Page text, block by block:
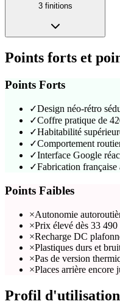
3finitions
Points forts et
Points Forts
✓Design néo-rétro
✓Coffre pratique de
✓Habitabilité
✓Comportement
✓Interface Google
✓Fabrication française
Points Faibles
×Autonomie
×Prix élevé dès 33
×Recharge DC
×Plastiques durs et
×Pas de version
×Places arrière encore
Profil d'utilisation